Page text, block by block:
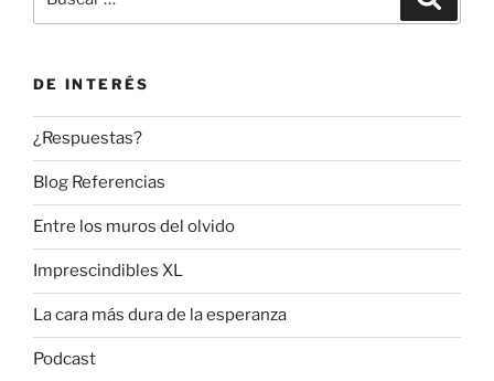
por:
DE INTERÉS
¿Respuestas?
Blog Referencias
Entre los muros del olvido
Imprescindibles XL
La cara más dura de la esperanza
Podcast